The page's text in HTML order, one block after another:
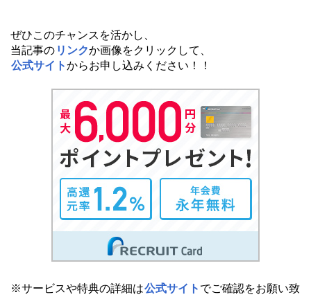
ぜひこのチャンスを活かし、
当記事の リンクか画像をクリックして、
公式サイトからお申し込みください！！
※サービスや特典の詳細は公式サイト でご確認をお願い致